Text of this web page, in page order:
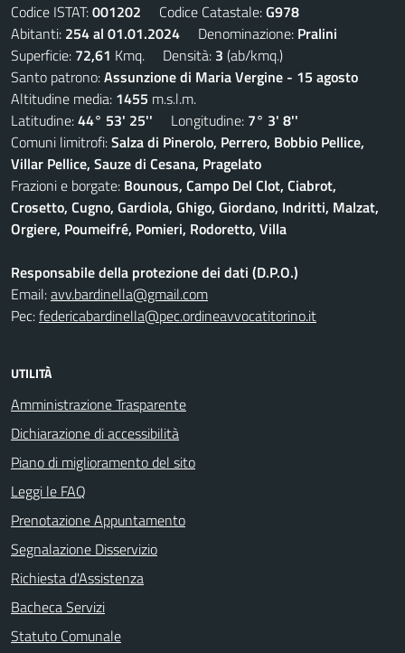
Codice ISTAT:001202 Codice Catastale:G978
Abitanti: 254 al 01.01.2024 Denominazione: Pralini
Superficie: 72,61 Kmq. Densità: 3 (ab/kmq.)
Santo patrono:Assunzione di Maria Vergine - 15 agosto
Altitudine media: 1455 m.s.l.m.
Latitudine:44° 53' 25'' Longitudine: 7° 3' 8''
Comuni limitrofi:Salza di Pinerolo, Perrero, Bobbio Pellice,
Villar Pellice, Sauze di Cesana, Pragelato
Frazioni e borgate: Bounous, Campo Del Clot, Ciabrot,
Crosetto, Cugno, Gardiola, Ghigo, Giordano, Indritti, Malzat,
Orgiere, Poumeifré, Pomieri, Rodoretto, Villa
Responsabile della protezione dei dati (D.P.O.)
Email:avv.bardinella@gmail.com
Pec:federicabardinella@pec.ordineavvocatitorino.it
UTILITÀ
Amministrazione Trasparente
Dichiarazione di accessibilità
Piano di miglioramento del sito
Leggi le FAQ
Prenotazione Appuntamento
Segnalazione Disservizio
Richiesta d'Assistenza
Bacheca Servizi
Statuto Comunale